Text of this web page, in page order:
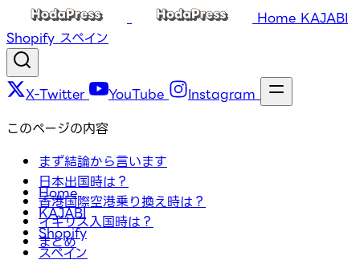
Home KAJABI
Shopify スペイン
X-Twitter YouTube Instagram
Home
KAJABI
Shopify
スペイン
このページの内容
まず結論から言います
日本出国時は？
香港国際空港乗り換え時は？
イギリス入国時は？
まとめ